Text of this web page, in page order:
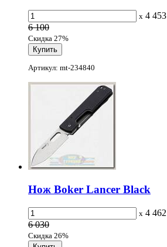
x 4 453
6 100
Скидка 27%
Артикул: mt-234840
Нож Boker Lancer Black
x 4 462
6 030
Скидка 26%